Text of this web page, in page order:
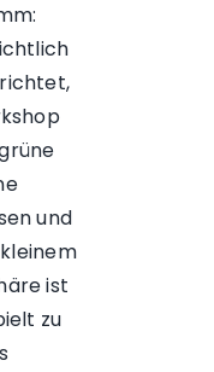
und
ist
zu